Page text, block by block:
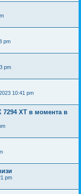
pm
pm
10:41 pm
7294 ХТ в момента в
pm